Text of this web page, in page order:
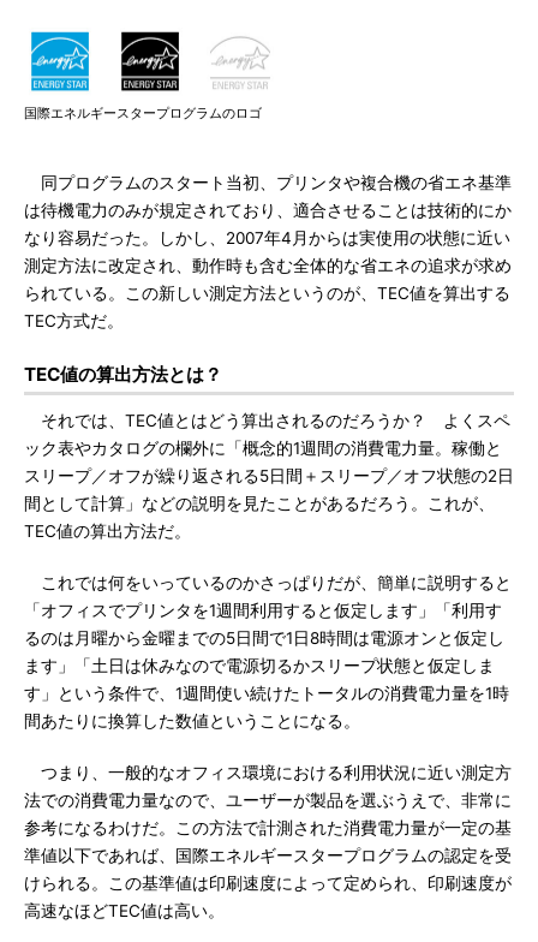
国際エネルギースタープログラムのロゴ
同プログラムのスタート当初、プリンタや複合機の省エネ基準
は待機電力のみが規定されており、適合させることは技術的にか
なり容易だった。しかし、2007年4月からは実使用の状態に近い
測定方法に改定され、動作時も含む全体的な省エネの追求が求め
られている。この新しい測定方法というのが、TEC値を算出する
TEC方式だ。
TEC値の算出方法とは？
それでは、TEC値とはどう算出されるのだろうか？ よくスペ
ック表やカタログの欄外に「概念的1週間の消費電力量。稼働と
スリープ／オフが繰り返される5日間＋スリープ／オフ状態の2日
間として計算」などの説明を見たことがあるだろう。これが、
TEC値の算出方法だ。
これでは何をいっているのかさっぱりだが、簡単に説明すると
「オフィスでプリンタを1週間利用すると仮定します」「利用す
るのは月曜から金曜までの5日間で1日8時間は電源オンと仮定し
ます」「土日は休みなので電源切るかスリープ状態と仮定しま
す」という条件で、1週間使い続けたトータルの消費電力量を1時
間あたりに換算した数値ということになる。
つまり、一般的なオフィス環境における利用状況に近い測定方
法での消費電力量なので、ユーザーが製品を選ぶうえで、非常に
参考になるわけだ。この方法で計測された消費電力量が一定の基
準値以下であれば、国際エネルギースタープログラムの認定を受
けられる。この基準値は印刷速度によって定められ、印刷速度が
高速なほどTEC値は高い。